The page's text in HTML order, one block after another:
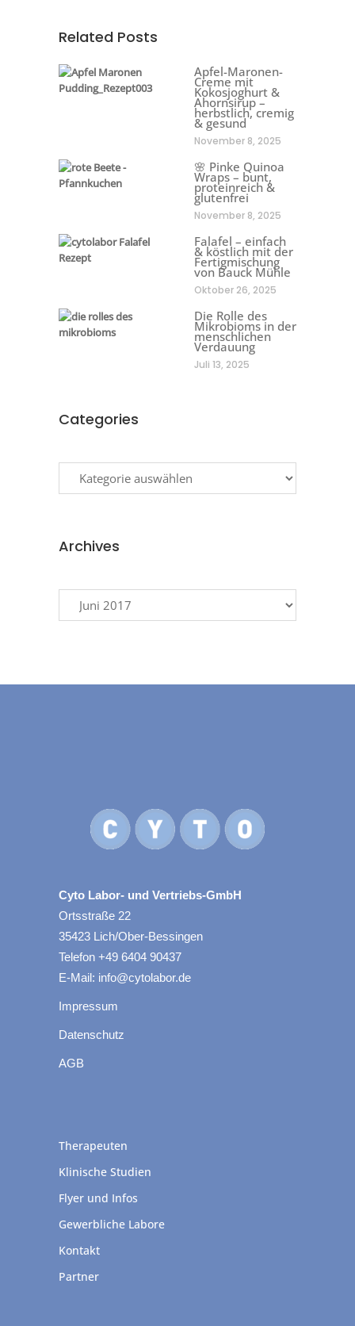
Related Posts
Apfel-Maronen-
Creme mit
Kokosjoghurt &
Ahornsirup –
herbstlich, cremig
& gesund
November 8, 2025
🌸 Pinke Quinoa
Wraps – bunt,
proteinreich &
glutenfrei
November 8, 2025
Falafel – einfach
& köstlich mit der
Fertigmischung
von Bauck Mühle
Oktober 26, 2025
Die Rolle des
Mikrobioms in der
menschlichen
Verdauung
Juli 13, 2025
Categories
Archives
Cyto Labor- und Vertriebs-GmbH
Ortsstraße 22
35423 Lich/Ober-Bessingen
Telefon +49 6404 90437
E-Mail: info@cytolabor.de
Impressum
Datenschutz
AGB
Therapeuten
Klinische Studien
Flyer und Infos
Gewerbliche Labore
Kontakt
Partner